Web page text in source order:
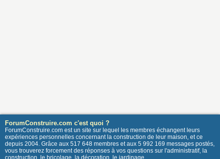
ForumConstruire.com c'est quoi ?
ForumConstruire.com est un site sur lequel les membres échangent leurs
expériences personnelles concernant la construction de leur maison, et ce
depuis 2004. Grâce aux 517 648 membres et aux 5 992 169 messages postés,
vous trouverez forcement des réponses à vos questions sur l'administratif, la
construction, le bricolage, la décoration, le jardinage ...